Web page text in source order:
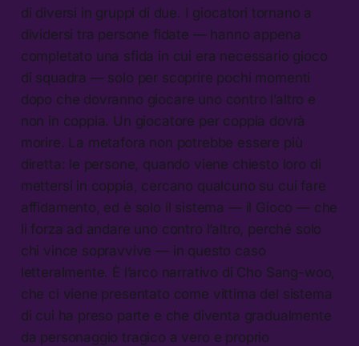
di diversi in gruppi di due. I giocatori tornano a
dividersi tra persone fidate — hanno appena
completato una sfida in cui era necessario gioco
di squadra — solo per scoprire pochi momenti
dopo che dovranno giocare uno contro l’altro e
non in coppia. Un giocatore per coppia dovrà
morire. La metafora non potrebbe essere più
diretta: le persone, quando viene chiesto loro di
mettersi in coppia, cercano qualcuno su cui fare
affidamento, ed è solo il sistema — il Gioco — che
li forza ad andare uno contro l’altro, perché solo
chi vince sopravvive — in questo caso
letteralmente. È l’arco narrativo di Cho Sang-woo,
che ci viene presentato come vittima del sistema
di cui ha preso parte e che diventa gradualmente
da personaggio tragico a vero e proprio